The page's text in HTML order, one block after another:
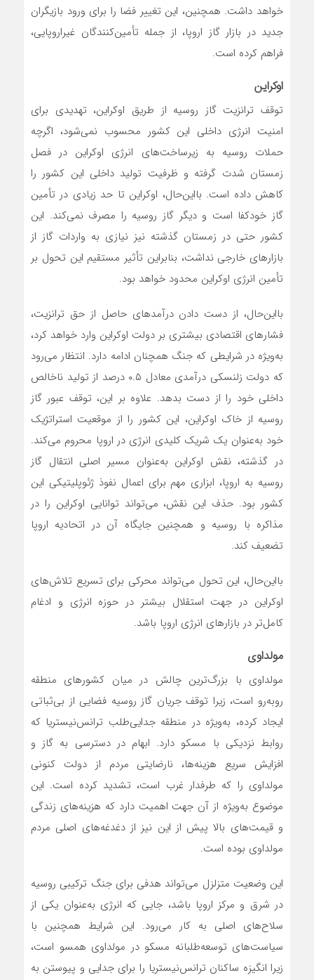
خواهد داشت. همچنین، این تغییر فضا را برای ورود بازیگران
جدید در بازار گاز اروپا، از جمله تأمین‌کنندگان غیراروپایی،
فراهم کرده است.
اوکراین
توقف ترانزیت گاز روسیه از طریق اوکراین، تهدیدی برای
امنیت انرژی داخلی این کشور محسوب نمی‌شود، اگرچه
حملات روسیه به زیرساخت‌های انرژی اوکراین در فصل
زمستان شدت گرفته و ظرفیت تولید داخلی این کشور را
کاهش داده است. بااین‌حال، اوکراین تا حد زیادی در تأمین
گاز خودکفا است و دیگر گاز روسیه را مصرف نمی‌کند. این
کشور حتی در زمستان گذشته نیز نیازی به واردات گاز از
بازارهای خارجی نداشت، بنابراین تأثیر مستقیم این تحول بر
تأمین انرژی اوکراین محدود خواهد بود.
بااین‌حال، از دست دادن درآمدهای حاصل از حق ترانزیت،
فشارهای اقتصادی بیشتری بر دولت اوکراین وارد خواهد کرد،
به‌ویژه در شرایطی که جنگ همچنان ادامه دارد. انتظار می‌رود
که دولت زلنسکی درآمدی معادل ۰.۵ درصد از تولید ناخالص
داخلی خود را از دست بدهد. علاوه بر این، توقف عبور گاز
روسیه از خاک اوکراین، این کشور را از موقعیت استراتژیک
خود به‌عنوان یک شریک کلیدی انرژی در اروپا محروم می‌کند.
در گذشته، نقش اوکراین به‌عنوان مسیر اصلی انتقال گاز
روسیه به اروپا، ابزاری مهم برای اعمال نفوذ ژئوپلیتیکی این
کشور بود. حذف این نقش، می‌تواند توانایی اوکراین را در
مذاکره با روسیه و همچنین جایگاه آن در اتحادیه اروپا
تضعیف کند.
بااین‌حال، این تحول می‌تواند محرکی برای تسریع تلاش‌های
اوکراین در جهت استقلال بیشتر در حوزه انرژی و ادغام
کامل‌تر در بازارهای انرژی اروپا باشد.
مولداوی
مولداوی با بزرگ‌ترین چالش در میان کشورهای منطقه
روبه‌رو است، زیرا توقف جریان گاز روسیه فضایی از بی‌ثباتی
ایجاد کرده، به‌ویژه در منطقه جدایی‌طلب ترانس‌نیستریا که
روابط نزدیکی با مسکو دارد. ابهام در دسترسی به گاز و
افزایش سریع هزینه‌ها، نارضایتی مردم از دولت کنونی
مولداوی را که طرفدار غرب است، تشدید کرده است. این
موضوع به‌ویژه از آن جهت اهمیت دارد که هزینه‌های زندگی
و قیمت‌های بالا پیش از این نیز از دغدغه‌های اصلی مردم
مولداوی بوده است.
این وضعیت متزلزل می‌تواند هدفی برای جنگ ترکیبی روسیه
در شرق و مرکز اروپا باشد، جایی که انرژی به‌عنوان یکی از
سلاح‌های اصلی به کار می‌رود. این شرایط همچنین با
سیاست‌های توسعه‌طلبانه مسکو در مولداوی همسو است،
زیرا انگیزه ساکنان ترانس‌نیستریا را برای جدایی و پیوستن به